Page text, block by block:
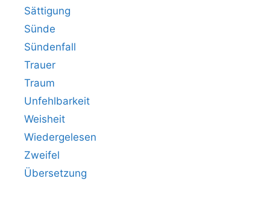
Sättigung
Sünde
Sündenfall
Trauer
Traum
Unfehlbarkeit
Weisheit
Wiedergelesen
Zweifel
Übersetzung